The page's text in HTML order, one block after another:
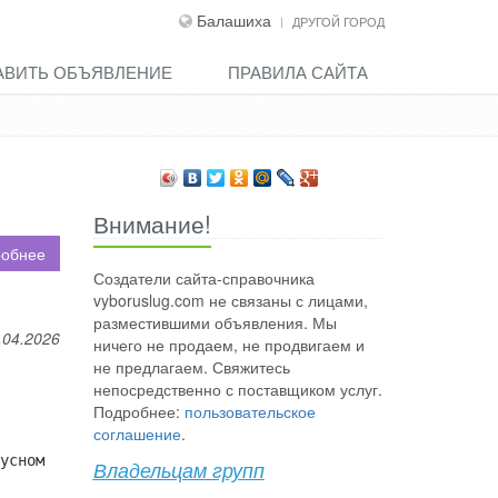
Балашиха ДРУГОЙ ГОРОД
ОБЪЯВЛЕНИЕ ПРАВИЛА САЙТА
Внимание!
Создатели сайта-справочника
vyboruslug.com не связаны с лицами,
разместившими объявления. Мы
ничего не продаем, не продвигаем и
не предлагаем. Свяжитесь
непосредственно с поставщиком услуг.
Подробнее: пользовательское
соглашение.
Владельцам групп